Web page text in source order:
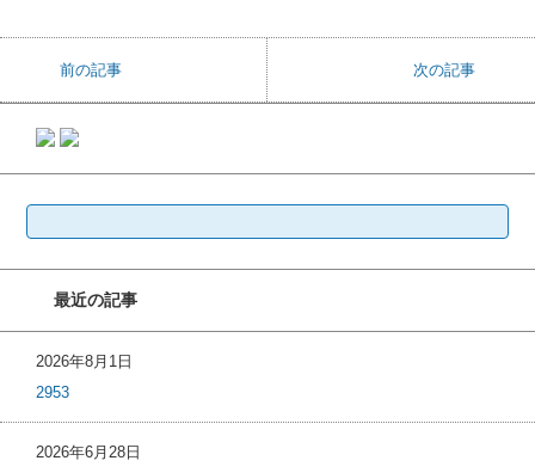
前の記事 次の記事
索:
最近の記事
2026年8月1日
2953
2026年6月28日